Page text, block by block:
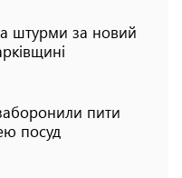
штурми за новий
пити
посуд